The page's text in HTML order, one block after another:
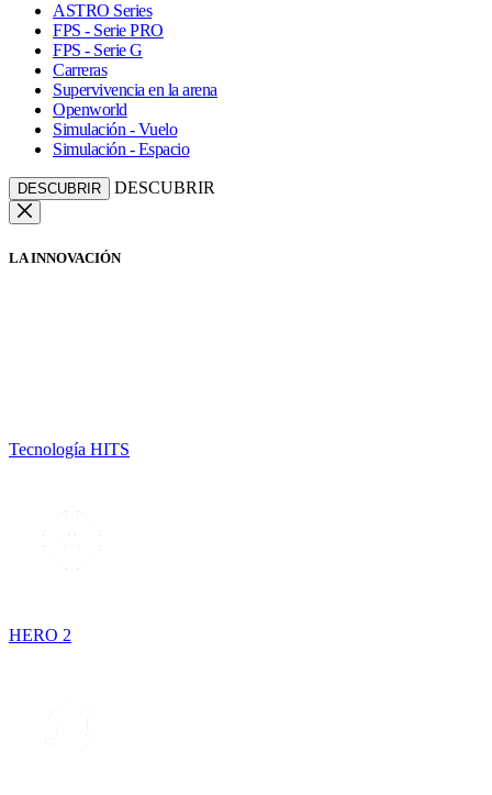
ASTRO Series
FPS - Serie PRO
FPS - Serie G
Carreras
Supervivencia en la arena
Openworld
Simulación - Vuelo
Simulación - Espacio
DESCUBRIR DESCUBRIR
LA INNOVACIÓN
Tecnología HITS
HERO 2